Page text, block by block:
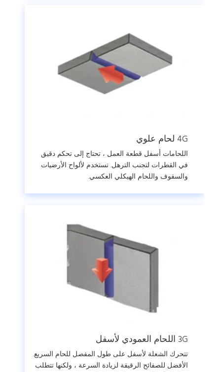
4G لحام علوي
اللحامات أسفل قطعة العمل ، تحتاج إلى تحكم دقيق
في القطرات لتجنب الترهل. تستخدم لألواح الأرضيات
والسقوف واللحام الهيكلي العكسي.
3G اللحام العمودي لأسفل
تتحرك الشعلة لأسفل على طول المفصل للحام السريع.
الأفضل للصفائح الرقيقة لزيادة السرعة ، ولكنها تتطلب